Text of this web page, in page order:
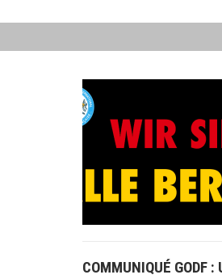
COMMUNIQUÉ GODF